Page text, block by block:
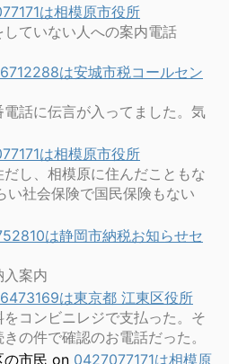
は相模原市役所
ていない人への案内電話
は安城市税コールセン
電話に伝言が入ってました。気
は相模原市役所
だし、相模原に住んだこともな
い社会保険で国民保険もない
は静岡市納税お知らせセ
入案内
は東京都 江東区役所
コンビニレジで支払った。そ
の件で確認のお電話だった。
の市民 on 0427077171は相模原